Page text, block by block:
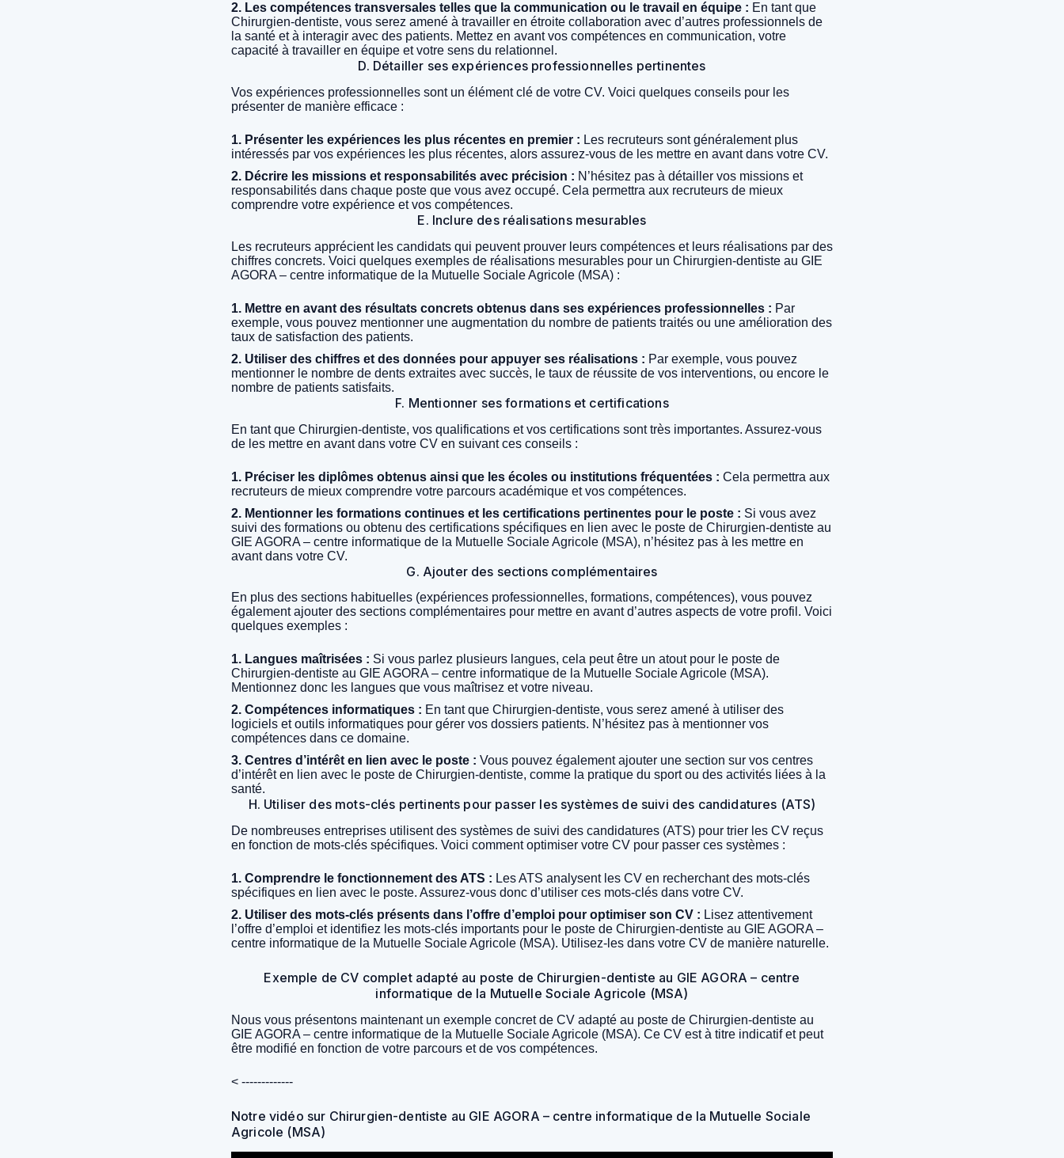
2. Les compétences transversales telles que la communication ou le travail en équipe : En tant que
Chirurgien-dentiste, vous serez amené à travailler en étroite collaboration avec d’autres professionnels de
la santé et à interagir avec des patients. Mettez en avant vos compétences en communication, votre
capacité à travailler en équipe et votre sens du relationnel.
D. Détailler ses expériences professionnelles pertinentes
Vos expériences professionnelles sont un élément clé de votre CV. Voici quelques conseils pour les
présenter de manière efficace :
1. Présenter les expériences les plus récentes en premier : Les recruteurs sont généralement plus
intéressés par vos expériences les plus récentes, alors assurez-vous de les mettre en avant dans votre CV.
2. Décrire les missions et responsabilités avec précision : N’hésitez pas à détailler vos missions et
responsabilités dans chaque poste que vous avez occupé. Cela permettra aux recruteurs de mieux
comprendre votre expérience et vos compétences.
E. Inclure des réalisations mesurables
Les recruteurs apprécient les candidats qui peuvent prouver leurs compétences et leurs réalisations par des
chiffres concrets. Voici quelques exemples de réalisations mesurables pour un Chirurgien-dentiste au GIE
AGORA – centre informatique de la Mutuelle Sociale Agricole (MSA) :
1. Mettre en avant des résultats concrets obtenus dans ses expériences professionnelles : Par
exemple, vous pouvez mentionner une augmentation du nombre de patients traités ou une amélioration des
taux de satisfaction des patients.
2. Utiliser des chiffres et des données pour appuyer ses réalisations : Par exemple, vous pouvez
mentionner le nombre de dents extraites avec succès, le taux de réussite de vos interventions, ou encore le
nombre de patients satisfaits.
F. Mentionner ses formations et certifications
En tant que Chirurgien-dentiste, vos qualifications et vos certifications sont très importantes. Assurez-vous
de les mettre en avant dans votre CV en suivant ces conseils :
1. Préciser les diplômes obtenus ainsi que les écoles ou institutions fréquentées : Cela permettra aux
recruteurs de mieux comprendre votre parcours académique et vos compétences.
2. Mentionner les formations continues et les certifications pertinentes pour le poste : Si vous avez
suivi des formations ou obtenu des certifications spécifiques en lien avec le poste de Chirurgien-dentiste au
GIE AGORA – centre informatique de la Mutuelle Sociale Agricole (MSA), n’hésitez pas à les mettre en
avant dans votre CV.
G. Ajouter des sections complémentaires
En plus des sections habituelles (expériences professionnelles, formations, compétences), vous pouvez
également ajouter des sections complémentaires pour mettre en avant d’autres aspects de votre profil. Voici
quelques exemples :
1. Langues maîtrisées : Si vous parlez plusieurs langues, cela peut être un atout pour le poste de
Chirurgien-dentiste au GIE AGORA – centre informatique de la Mutuelle Sociale Agricole (MSA).
Mentionnez donc les langues que vous maîtrisez et votre niveau.
2. Compétences informatiques : En tant que Chirurgien-dentiste, vous serez amené à utiliser des
logiciels et outils informatiques pour gérer vos dossiers patients. N’hésitez pas à mentionner vos
compétences dans ce domaine.
3. Centres d’intérêt en lien avec le poste : Vous pouvez également ajouter une section sur vos centres
d’intérêt en lien avec le poste de Chirurgien-dentiste, comme la pratique du sport ou des activités liées à la
santé.
H. Utiliser des mots-clés pertinents pour passer les systèmes de suivi des candidatures (ATS)
De nombreuses entreprises utilisent des systèmes de suivi des candidatures (ATS) pour trier les CV reçus
en fonction de mots-clés spécifiques. Voici comment optimiser votre CV pour passer ces systèmes :
1. Comprendre le fonctionnement des ATS : Les ATS analysent les CV en recherchant des mots-clés
spécifiques en lien avec le poste. Assurez-vous donc d’utiliser ces mots-clés dans votre CV.
2. Utiliser des mots-clés présents dans l’offre d’emploi pour optimiser son CV : Lisez attentivement
l’offre d’emploi et identifiez les mots-clés importants pour le poste de Chirurgien-dentiste au GIE AGORA –
centre informatique de la Mutuelle Sociale Agricole (MSA). Utilisez-les dans votre CV de manière naturelle.
Exemple de CV complet adapté au poste de Chirurgien-dentiste au GIE AGORA – centre
informatique de la Mutuelle Sociale Agricole (MSA)
Nous vous présentons maintenant un exemple concret de CV adapté au poste de Chirurgien-dentiste au
GIE AGORA – centre informatique de la Mutuelle Sociale Agricole (MSA). Ce CV est à titre indicatif et peut
être modifié en fonction de votre parcours et de vos compétences.
< -------------
Notre vidéo sur Chirurgien-dentiste au GIE AGORA – centre informatique de la Mutuelle Sociale
Agricole (MSA)